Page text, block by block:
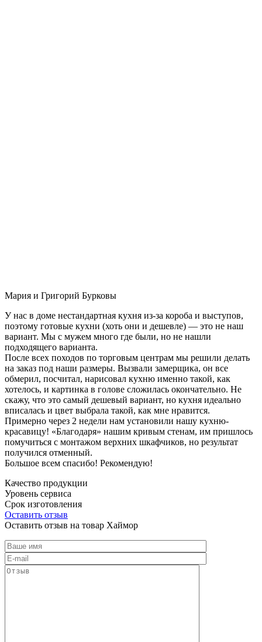
Мария и Григорий Бурковы
У нас в доме нестандартная кухня из-за короба и выступов,
поэтому готовые кухни (хоть они и дешевле) — это не наш
вариант. Мы с мужем много где были, но не нашли
подходящего варианта.
После всех походов по торговым центрам мы решили делать
на заказ под наши размеры. Вызвали замерщика, он все
обмерил, посчитал, нарисовал кухню именно такой, как
хотелось, и картинка в голове сложилась окончательно. Не
скажу, что это самый дешевый вариант, но кухня идеально
вписалась и цвет выбрала такой, как мне нравится.
Примерно через 2 недели нам установили нашу кухню-
красавицу! «Благодаря» нашим кривым стенам, им пришлось
помучиться с монтажом верхних шкафчиков, но результат
получился отменный.
Большое всем спасибо! Рекомендую!
Качество продукции
Уровень сервиса
Срок изготовления
Оставить отзыв
Оставить отзыв на товар Хаймор